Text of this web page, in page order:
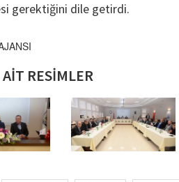
gerektiğini dile getirdi.​
RESİMLER